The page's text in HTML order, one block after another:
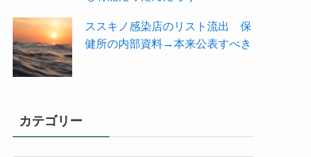
ススキノ感染店のリスト流出 保
健所の内部資料→本来公表すべき
カテゴリー